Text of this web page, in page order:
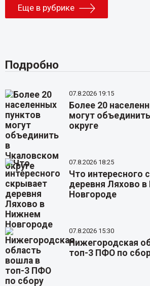
Еще в рубрике
Подробно
07.8.2026 19:15
Более 20
могут
округе
07.8.2026 18:25
Что интересного
деревня Ляхово
Новгороде
07.8.2026 15:30
Нижегородская
топ-3 ПФО по